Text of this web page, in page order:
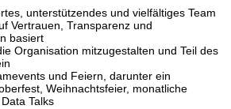
unterstützendes und vielfältiges Team
Vertrauen, Transparenz und
basiert
Organisation mitzugestalten und Teil des
und Feiern, darunter ein
Weihnachtsfeier, monatliche
Talks